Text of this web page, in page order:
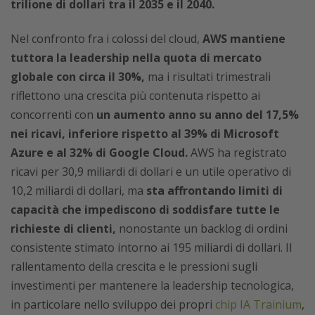
trilione di dollari tra il 2035 e il 2040.
Nel confronto fra i colossi del cloud, AWS mantiene
tuttora la leadership nella quota di mercato
globale con circa il 30%, ma i risultati trimestrali
riflettono una crescita più contenuta rispetto ai
concorrenti con un aumento anno su anno del 17,5%
nei ricavi, inferiore rispetto al 39% di Microsoft
Azure e al 32% di Google Cloud.AWS ha registrato
ricavi per 30,9 miliardi di dollari e un utile operativo di
10,2 miliardi di dollari, ma sta affrontando limiti di
capacità che impediscono di soddisfare tutte le
richieste di clienti, nonostante un backlog di ordini
consistente stimato intorno ai 195 miliardi di dollari. Il
rallentamento della crescita e le pressioni sugli
investimenti per mantenere la leadership tecnologica,
in particolare nello sviluppo dei propri chip IA Trainium,